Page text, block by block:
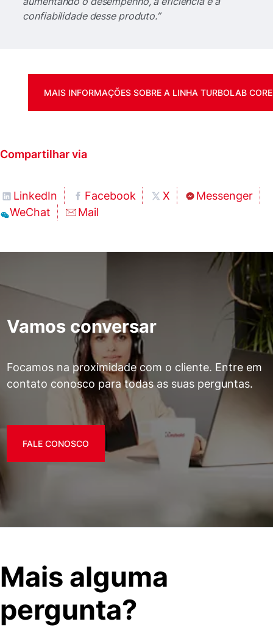
confiabilidade desse produto.”
MAIS INFORMAÇÕES SOBRE A LINHA TURBOLAB
Compartilhar via
LinkedIn Facebook X
Messenger
WeChat
Mail
Vamos conversar
Focamos na proximidade com o cliente. Entre em
contato conosco para todas as suas perguntas.
FALE CONOSCO
Mais alguma
pergunta?